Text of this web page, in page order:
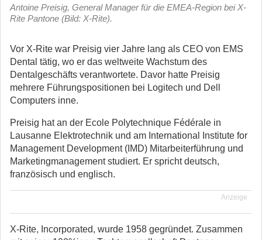
Antoine Preisig, General Manager für die EMEA-Region bei X-
Rite Pantone (Bild: X-Rite).
Vor X-Rite war Preisig vier Jahre lang als CEO von EMS
Dental tätig, wo er das weltweite Wachstum des
Dentalgeschäfts verantwortete. Davor hatte Preisig
mehrere Führungspositionen bei Logitech und Dell
Computers inne.
Preisig hat an der Ecole Polytechnique Fédérale in
Lausanne Elektrotechnik und am International Institute for
Management Development (IMD) Mitarbeiterführung und
Marketingmanagement studiert. Er spricht deutsch,
französisch und englisch.
Anzeige
X-Rite, Incorporated, wurde 1958 gegründet. Zusammen